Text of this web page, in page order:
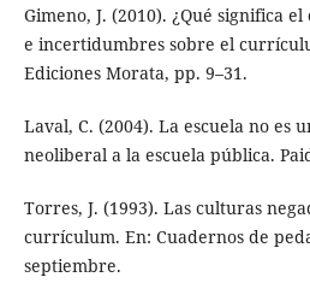
Gimeno, J. (2010). ¿Qué significa
e incertidumbres sobre el
Ediciones Morata, pp. 9–31.
Laval, C. (2004). La escuela no es
neoliberal a la escuela pública.
Torres, J. (1993). Las culturas
currículum. En: Cuadernos de
septiembre.